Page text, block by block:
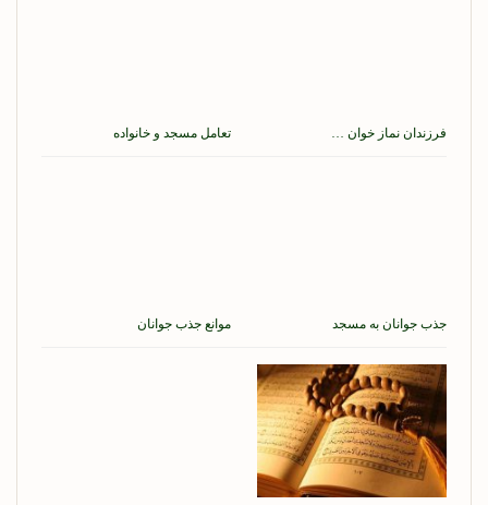
فرزندان نماز خوان … تعامل مسجد و خانواده
جذب جوانان به مسجد موانع جذب جوانان